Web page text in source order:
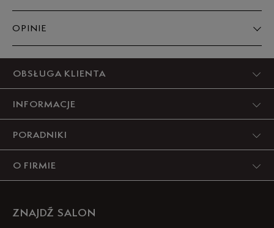
OPINIE
OBSŁUGA KLIENTA
INFORMACJE
PORADNIKI
O FIRMIE
ZNAJDŹ SALON